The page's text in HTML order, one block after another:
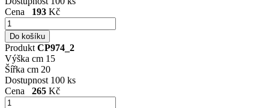
Cena
193 Kč
Produkt CP974_2
Výška cm 15
Šířka cm 20
Dostupnost 100 ks
Cena
265 Kč